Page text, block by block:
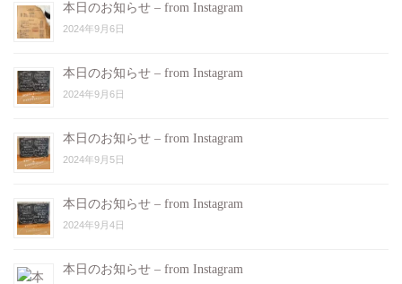
本日のお知らせ – from Instagram
2024年9月6日
本日のお知らせ – from Instagram
2024年9月6日
本日のお知らせ – from Instagram
2024年9月5日
本日のお知らせ – from Instagram
2024年9月4日
本日のお知らせ – from Instagram